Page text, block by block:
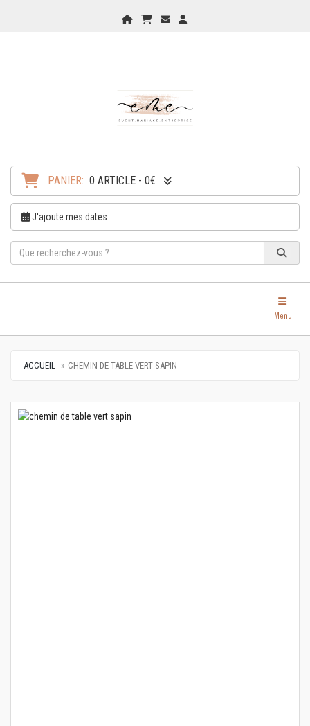
Home Mon Panier
Checkout
PANIER: 0 ARTICLE - 0€
J'ajoute mes dates
Toggle
Menu
ACCUEIL CHEMIN DE TABLE VERT SAPIN